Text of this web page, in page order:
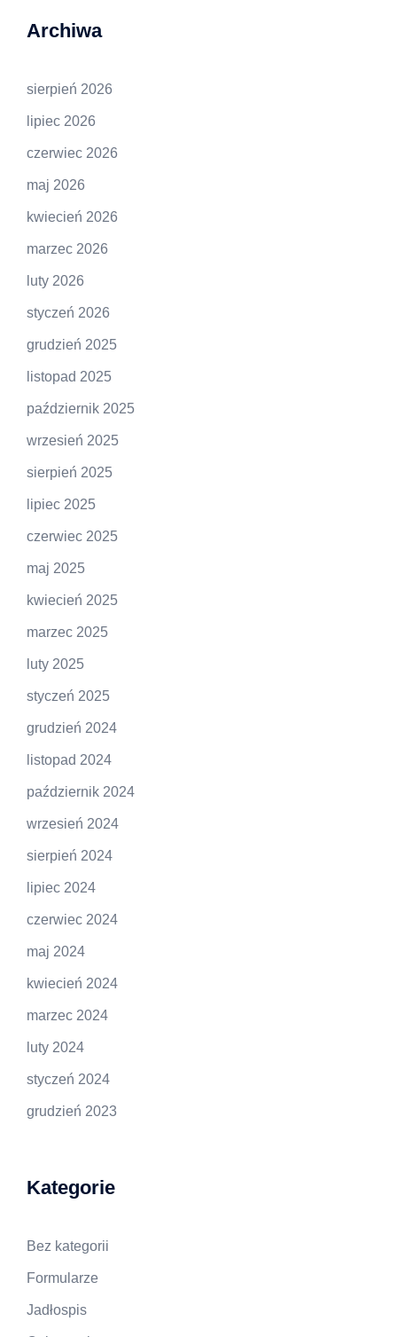
Archiwa
sierpień 2026
lipiec 2026
czerwiec 2026
maj 2026
kwiecień 2026
marzec 2026
luty 2026
styczeń 2026
grudzień 2025
listopad 2025
październik 2025
wrzesień 2025
sierpień 2025
lipiec 2025
czerwiec 2025
maj 2025
kwiecień 2025
marzec 2025
luty 2025
styczeń 2025
grudzień 2024
listopad 2024
październik 2024
wrzesień 2024
sierpień 2024
lipiec 2024
czerwiec 2024
maj 2024
kwiecień 2024
marzec 2024
luty 2024
styczeń 2024
grudzień 2023
Kategorie
Bez kategorii
Formularze
Jadłospis